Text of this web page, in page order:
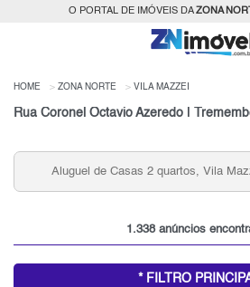
O PORTAL DE IMÓVEIS DAZONA
HOME ZONA NORTE VILA MAZZEI
Rua Coronel Octavio Azeredo |
Vila Mazzei, Zona Norte, SP
1.338 anúncios
* FILTRO